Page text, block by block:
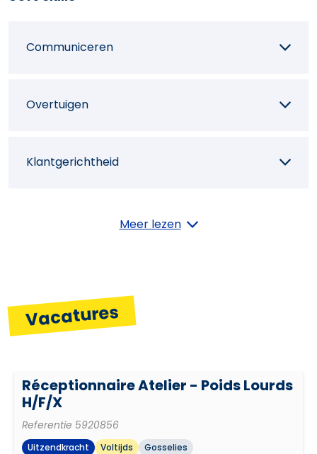
Communiceren
Overtuigen
Klantgerichtheid
Resultaatgerichtheid
Meer lezen
Vacatures
Réceptionnaire Atelier - Poids Lourds
H/F/X
Referentie 5920856
Uitzendkracht Voltijds Gosselies